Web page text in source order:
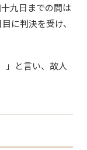
九日までの間は
に判決を受け、
」と言い、故人